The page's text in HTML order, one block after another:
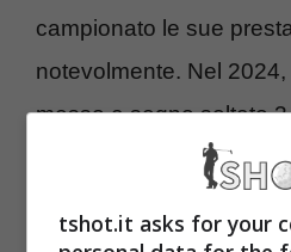
campionato le sue
notevolmente. Nel
messo a segno soltato
futuro di Lukakuresta
giocatore a fine
tshot.it asks for your